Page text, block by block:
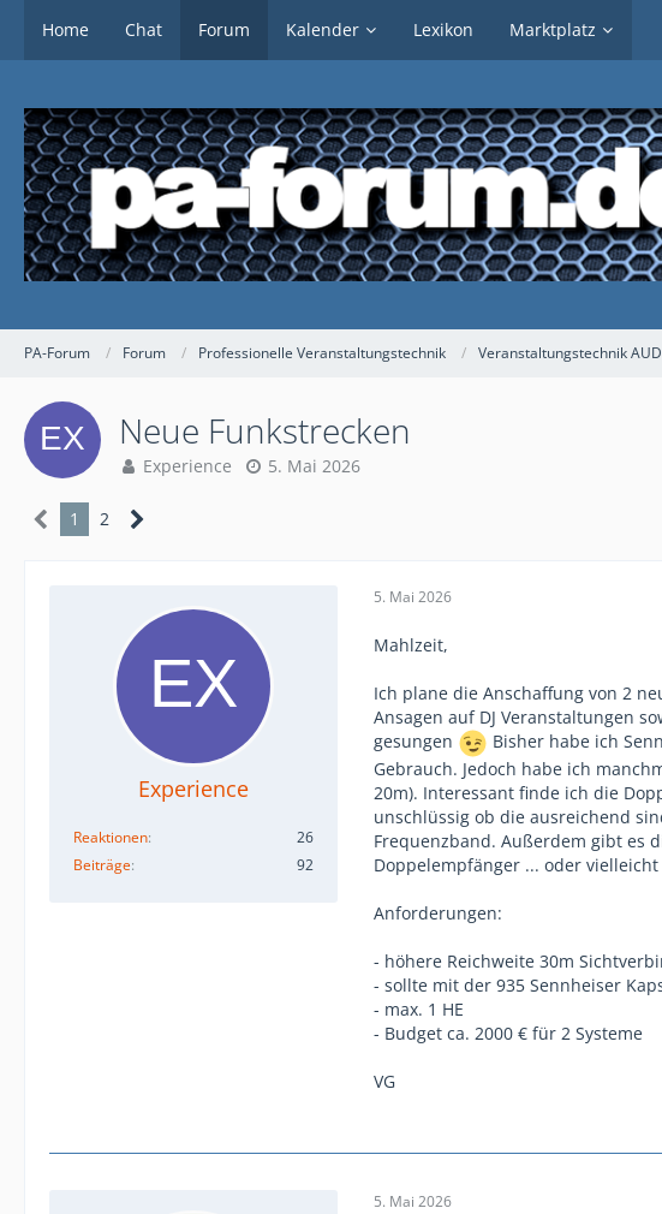
Home Chat Forum Kalender Lexikon Marktplatz
PA-Forum Forum Professionelle Veranstaltungstechnik Veranstaltungstechnik
Neue Funkstrecken
Experience 5. Mai 2026
1 2
Experience
Reaktionen
26
Beiträge
92
5. Mai 2026
Mahlzeit,
Ich plane die Anschaffung von 2
Ansagen auf DJ Veranstaltungen
gesungen
Bisher habe ich
Gebrauch. Jedoch habe ich
20m). Interessant finde ich die
unschlüssig ob die ausreichend
Frequenzband. Außerdem gibt es
Doppelempfänger ... oder
Anforderungen:
- höhere Reichweite 30m
- sollte mit der 935 Sennheiser
- max. 1 HE
- Budget ca. 2000 € für 2 Systeme
VG
5. Mai 2026